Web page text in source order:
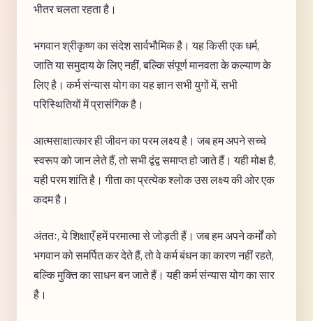
भीतर चलता रहता है।
भगवान श्रीकृष्ण का संदेश सार्वभौमिक है। यह किसी एक धर्म,
जाति या समुदाय के लिए नहीं, बल्कि संपूर्ण मानवता के कल्याण के
लिए है। कर्म संन्यास योग का यह ज्ञान सभी युगों में, सभी
परिस्थितियों में प्रासंगिक है।
आत्मसाक्षात्कार ही जीवन का परम लक्ष्य है। जब हम अपने सच्चे
स्वरूप को जान लेते हैं, तो सभी द्वंद्व समाप्त हो जाते हैं। यही मोक्ष है,
यही परम शांति है। गीता का प्रत्येक श्लोक उस लक्ष्य की ओर एक
कदम है।
अंततः, ये शिक्षाएँ हमें परमात्मा से जोड़ती हैं। जब हम अपने कर्मों को
भगवान को समर्पित कर देते हैं, तो वे कर्म बंधन का कारण नहीं रहते,
बल्कि मुक्ति का साधन बन जाते हैं। यही कर्म संन्यास योग का सार
है।